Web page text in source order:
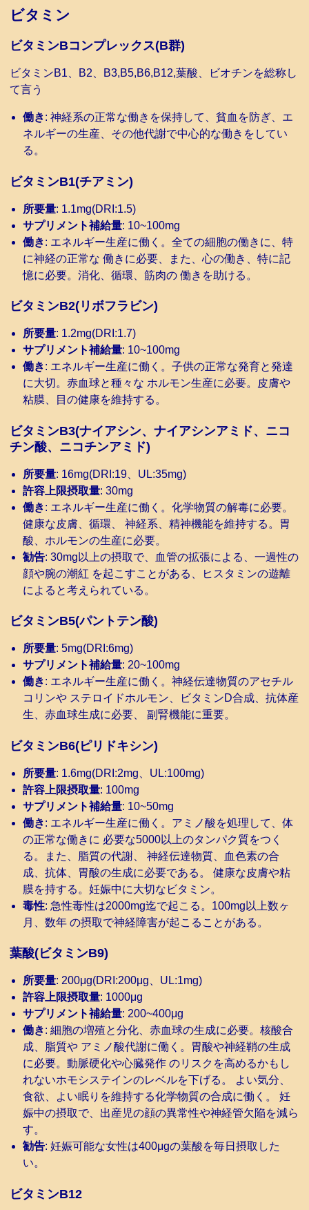
ビタミン
ビタミンBコンプレックス(B群)
ビタミンB1、B2、B3,B5,B6,B12,葉酸、ビオチンを総称し
て言う
働き: 神経系の正常な働きを保持して、貧血を防ぎ、エ
ネルギーの生産、その他代謝で中心的な働きをしてい
る。
ビタミンB1(チアミン)
所要量: 1.1mg(DRI:1.5)
サプリメント補給量: 10~100mg
働き: エネルギー生産に働く。全ての細胞の働きに、特
に神経の正常な 働きに必要、また、心の働き、特に記
憶に必要。消化、循環、筋肉の 働きを助ける。
ビタミンB2(リボフラビン)
所要量: 1.2mg(DRI:1.7)
サプリメント補給量: 10~100mg
働き: エネルギー生産に働く。子供の正常な発育と発達
に大切。赤血球と種々な ホルモン生産に必要。皮膚や
粘膜、目の健康を維持する。
ビタミンB3(ナイアシン、ナイアシンアミド、ニコ
チン酸、ニコチンアミド)
所要量: 16mg(DRI:19、UL:35mg)
許容上限摂取量: 30mg
働き: エネルギー生産に働く。化学物質の解毒に必要。
健康な皮膚、循環、 神経系、精神機能を維持する。胃
酸、ホルモンの生産に必要。
勧告: 30mg以上の摂取で、血管の拡張による、一過性の
顔や腕の潮紅 を起こすことがある、ヒスタミンの遊離
によると考えられている。
ビタミンB5(パントテン酸)
所要量: 5mg(DRI:6mg)
サプリメント補給量: 20~100mg
働き: エネルギー生産に働く。神経伝達物質のアセチル
コリンや ステロイドホルモン、ビタミンD合成、抗体産
生、赤血球生成に必要、 副腎機能に重要。
ビタミンB6(ピリドキシン)
所要量: 1.6mg(DRI:2mg、UL:100mg)
許容上限摂取量: 100mg
サプリメント補給量: 10~50mg
働き: エネルギー生産に働く。アミノ酸を処理して、体
の正常な働きに 必要な5000以上のタンパク質をつく
る。また、脂質の代謝、 神経伝達物質、血色素の合
成、抗体、胃酸の生成に必要である。 健康な皮膚や粘
膜を持する。妊娠中に大切なビタミン。
毒性: 急性毒性は2000mg迄で起こる。100mg以上数ヶ
月、数年 の摂取で神経障害が起こることがある。
葉酸(ビタミンB9)
所要量: 200μg(DRI:200μg、UL:1mg)
許容上限摂取量: 1000μg
サプリメント補給量: 200~400μg
働き: 細胞の増殖と分化、赤血球の生成に必要。核酸合
成、脂質や アミノ酸代謝に働く。胃酸や神経鞘の生成
に必要。動脈硬化や心臓発作 のリスクを高めるかもし
れないホモシステインのレベルを下げる。 よい気分、
食欲、よい眠りを維持する化学物質の合成に働く。 妊
娠中の摂取で、出産児の顔の異常性や神経管欠陥を減ら
す。
勧告: 妊娠可能な女性は400μgの葉酸を毎日摂取した
い。
ビタミンB12